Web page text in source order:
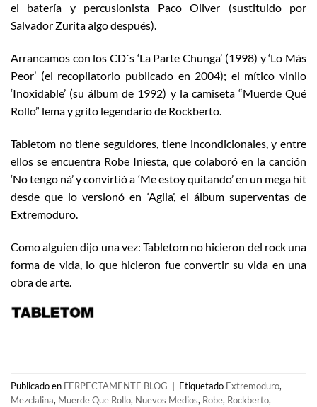
el batería y percusionista Paco Oliver (sustituido por
Salvador Zurita algo después).
Arrancamos con los CD´s ‘La Parte Chunga’ (1998) y ‘Lo Más
Peor’ (el recopilatorio publicado en 2004); el mítico vinilo
‘Inoxidable’ (su álbum de 1992) y la camiseta “Muerde Qué
Rollo” lema y grito legendario de Rockberto.
Tabletom no tiene seguidores, tiene incondicionales, y entre
ellos se encuentra Robe Iniesta, que colaboró en la canción
‘No tengo ná’ y convirtió a ‘Me estoy quitando’ en un mega hit
desde que lo versionó en ‘Agila’, el álbum superventas de
Extremoduro.
Como alguien dijo una vez: Tabletom no hicieron del rock una
forma de vida, lo que hicieron fue convertir su vida en una
obra de arte.
Publicado en FERPECTAMENTE BLOG | Etiquetado Extremoduro,
Mezclalina, Muerde Que Rollo, Nuevos Medios, Robe, Rockberto,